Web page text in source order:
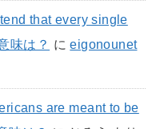
that every single
味は？ にeigonounet
are meant to be